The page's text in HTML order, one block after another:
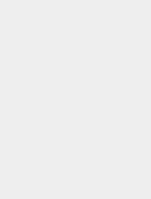
被發覺的寶地。很輕鬆就可以在
克羅埃西亞尚待發掘、與眾不同